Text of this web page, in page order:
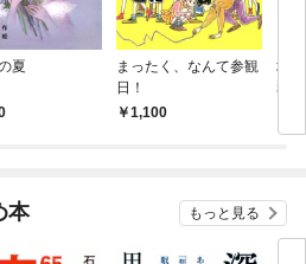
夏
まったく、なんて参観
日！
1,100
地
翠
本 もっと見る